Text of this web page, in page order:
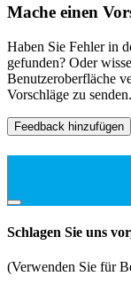
Mache einen
Haben Sie Fehler in
gefunden? Oder
Benutzeroberfläche
Vorschläge zu
Feedback hinzufügen
Schlagen Sie uns
(Verwenden Sie für